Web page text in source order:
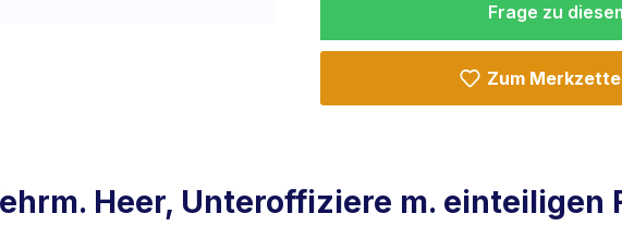
Frage zu
Zum
Heer, Unteroffiziere m. einteiligen